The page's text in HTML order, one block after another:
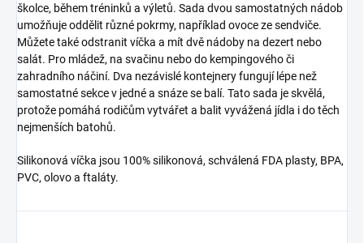
školce, během tréninků a výletů. Sada dvou samostatných nádob
umožňuje oddělit různé pokrmy, například ovoce ze sendviče.
Můžete také odstranit víčka a mít dvě nádoby na dezert nebo
salát. Pro mládež, na svačinu nebo do kempingového či
zahradního náčiní. Dva nezávislé kontejnery fungují lépe než
samostatné sekce v jedné a snáze se balí. Tato sada je skvělá,
protože pomáhá rodičům vytvářet a balit vyvážená jídla i do těch
nejmenších batohů.
Silikonová víčka jsou 100% silikonová, schválená FDA plasty, BPA,
PVC, olovo a ftaláty.